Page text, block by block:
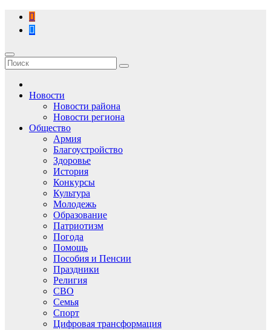
Перейти
содержимому
Новости
Новости района
Новости региона
Общество
Армия
Благоустройство
Здоровье
История
Конкурсы
Культура
Молодежь
Образование
Патриотизм
Погода
Помощь
Пособия и Пенсии
Праздники
Религия
СВО
Семья
Спорт
Цифровая трансформация